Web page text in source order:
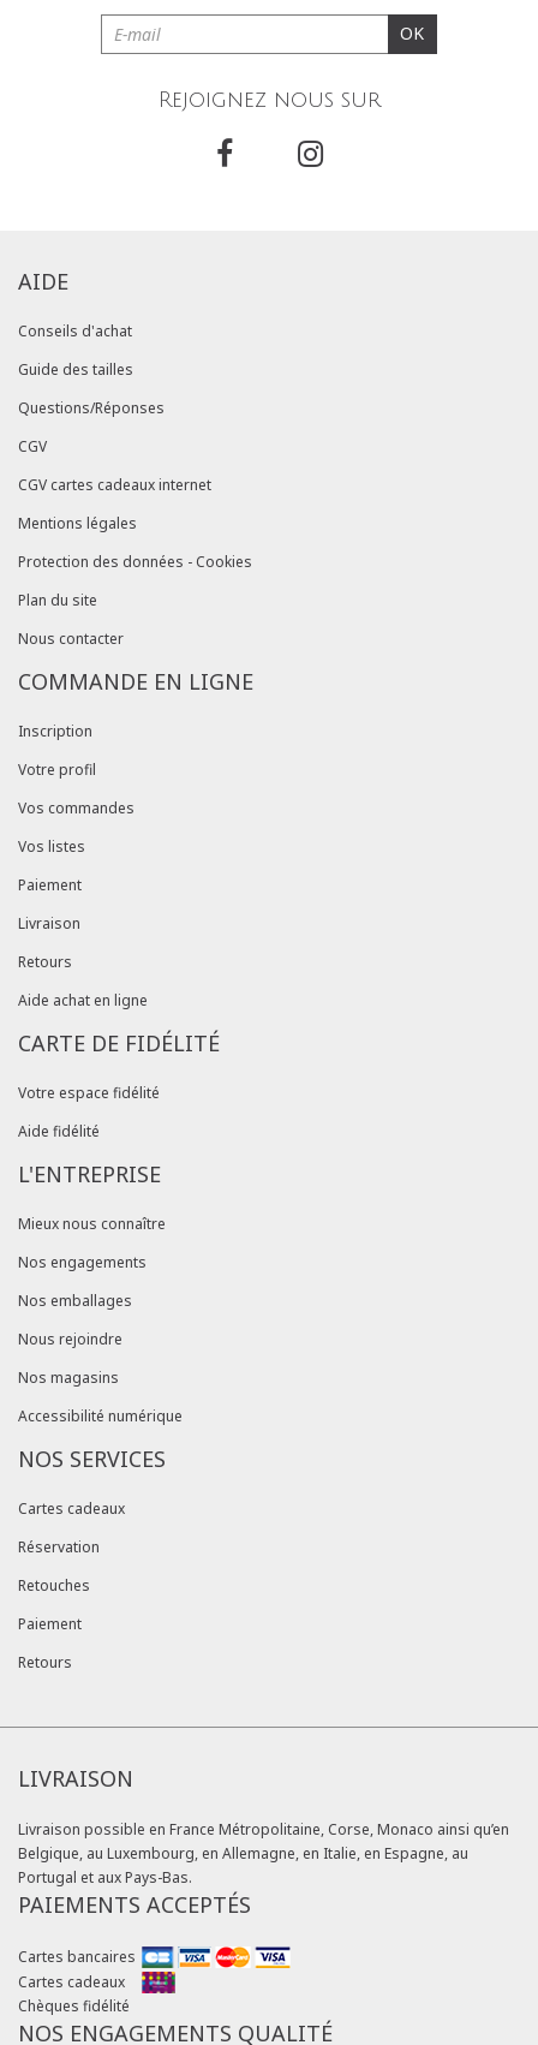
OK
Rejoignez nous sur
AIDE
Conseils d'achat
Guide des tailles
Questions/Réponses
CGV
CGV cartes cadeaux internet
Mentions légales
Protection des données - Cookies
Plan du site
Nous contacter
COMMANDE EN LIGNE
Inscription
Votre profil
Vos commandes
Vos listes
Paiement
Livraison
Retours
Aide achat en ligne
CARTE DE FIDÉLITÉ
Votre espace fidélité
Aide fidélité
L'ENTREPRISE
Mieux nous connaître
Nos engagements
Nos emballages
Nous rejoindre
Nos magasins
Accessibilité numérique
NOS SERVICES
Cartes cadeaux
Réservation
Retouches
Paiement
Retours
LIVRAISON
Livraison possible en France Métropolitaine, Corse, Monaco ainsi qu’en
Belgique, au Luxembourg, en Allemagne, en Italie, en Espagne, au
Portugal et aux Pays-Bas.
PAIEMENTS ACCEPTÉS
Cartes bancaires
Cartes cadeaux
Chèques fidélité
NOS ENGAGEMENTS QUALITÉ